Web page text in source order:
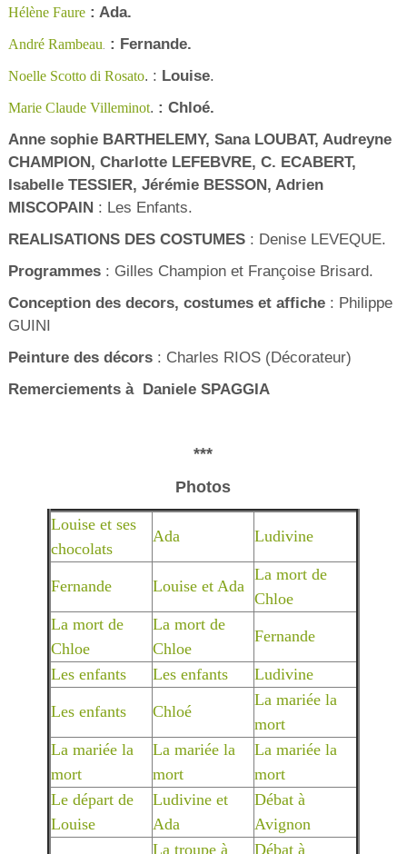
Hélène Faure: Ada.
André Rambeau. : Fernande.
Noelle Scotto di Rosato. : Louise.
Marie Claude Villeminot. : Chloé.
Anne sophie BARTHELEMY, Sana LOUBAT, Audreyne
CHAMPION, Charlotte LEFEBVRE, C. ECABERT,
Isabelle TESSIER, Jérémie BESSON, Adrien
MISCOPAIN : Les Enfants.
REALISATIONS DES COSTUMES: Denise LEVEQUE.
Programmes: Gilles Champion et Françoise Brisard.
Conception des decors, costumes et affiche: Philippe
GUINI
Peinture des décors: Charles RIOS (Décorateur)
Remerciements à Daniele SPAGGIA
***
Photos
Louise et ses
chocolats
Ada Ludivine
Fernande Louise et Ada
La mort de
Chloe
La mort de
Chloe
La mort de
Chloe
Fernande
Les enfants Les enfants Ludivine
Les enfants Chloé
La mariée la
mort
La mariée la
mort
La mariée la
mort
La mariée la
mort
Le départ de
Louise
Ludivine et
Ada
Débat à
Avignon
La troupe à Débat à